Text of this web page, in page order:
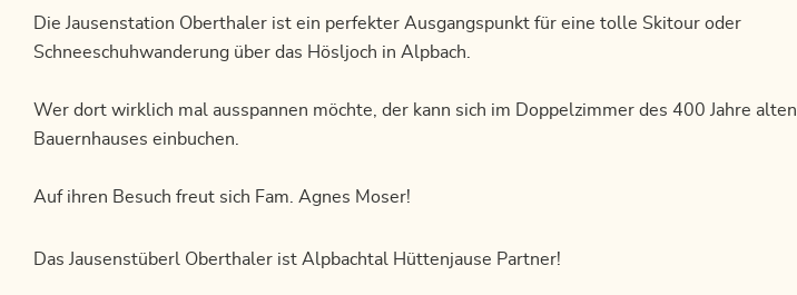
Die Jausenstation Oberthaler ist ein perfekter Ausgangspunkt für eine tolle Skitour oder
Schneeschuhwanderung über das Hösljoch in Alpbach.
Wer dort wirklich mal ausspannen möchte, der kann sich im Doppelzimmer des 400 Jahre alten
Bauernhauses einbuchen.
Auf ihren Besuch freut sich Fam. Agnes Moser!
Das Jausenstüberl Oberthaler ist Alpbachtal Hüttenjause Partner!